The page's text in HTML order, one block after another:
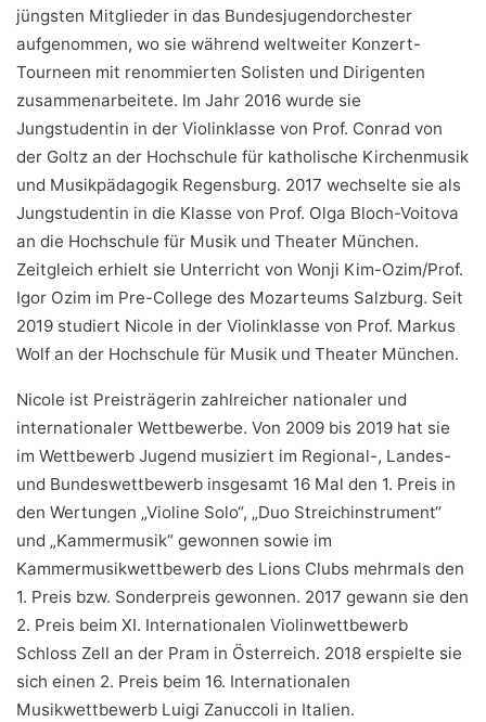
jüngsten Mitglieder in das Bundesjugendorchester
aufgenommen, wo sie während weltweiter Konzert-
Tourneen mit renommierten Solisten und Dirigenten
zusammenarbeitete. Im Jahr 2016 wurde sie
Jungstudentin in der Violinklasse von Prof. Conrad von
der Goltz an der Hochschule für katholische Kirchenmusik
und Musikpädagogik Regensburg. 2017 wechselte sie als
Jungstudentin in die Klasse von Prof. Olga Bloch-Voitova
an die Hochschule für Musik und Theater München.
Zeitgleich erhielt sie Unterricht von Wonji Kim-Ozim/Prof.
Igor Ozim im Pre-College des Mozarteums Salzburg. Seit
2019 studiert Nicole in der Violinklasse von Prof. Markus
Wolf an der Hochschule für Musik und Theater München.
Nicole ist Preisträgerin zahlreicher nationaler und
internationaler Wettbewerbe. Von 2009 bis 2019 hat sie
im Wettbewerb Jugend musiziert im Regional-, Landes-
und Bundeswettbewerb insgesamt 16 Mal den 1. Preis in
den Wertungen „Violine Solo“, „Duo Streichinstrument“
und „Kammermusik“ gewonnen sowie im
Kammermusikwettbewerb des Lions Clubs mehrmals den
1. Preis bzw. Sonderpreis gewonnen. 2017 gewann sie den
2. Preis beim XI. Internationalen Violinwettbewerb
Schloss Zell an der Pram in Österreich. 2018 erspielte sie
sich einen 2. Preis beim 16. Internationalen
Musikwettbewerb Luigi Zanuccoli in Italien.